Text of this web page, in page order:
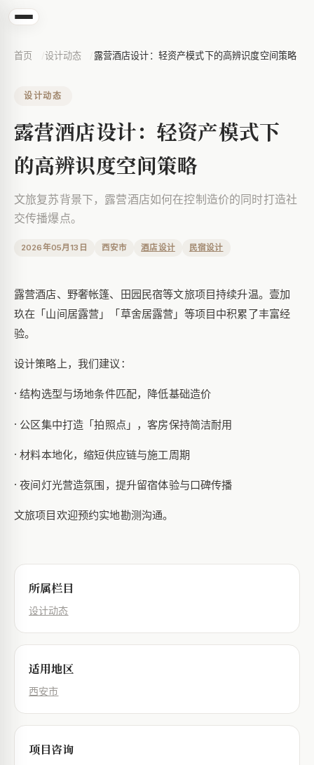
首页 设计动态 露营酒店设计：轻资产模式下的高辨识度空间策略
设计动态
露营酒店设计：轻资产模式下
的高辨识度空间策略
文旅复苏背景下，露营酒店如何在控制造价的同时打造社
交传播爆点。
2026年05月13日 西安市 酒店设计 民宿设计
露营酒店、野奢帐篷、田园民宿等文旅项目持续升温。壹加
玖在「山间居露营」「草舍居露营」等项目中积累了丰富经
验。
设计策略上，我们建议：
· 结构选型与场地条件匹配，降低基础造价
· 公区集中打造「拍照点」，客房保持简洁耐用
· 材料本地化，缩短供应链与施工周期
· 夜间灯光营造氛围，提升留宿体验与口碑传播
文旅项目欢迎预约实地勘测沟通。
所属栏目
设计动态
适用地区
西安市
项目咨询